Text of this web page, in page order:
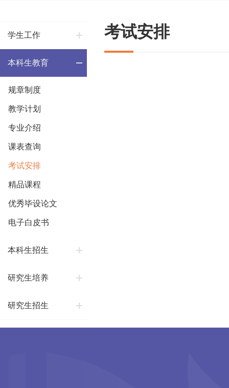
学生工作
本科生教育
规章制度
教学计划
专业介绍
课表查询
考试安排
精品课程
优秀毕设论文
电子白皮书
本科生招生
研究生培养
研究生招生
考试安排